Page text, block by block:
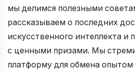
мы делимся полезными
рассказываем о последних
искусственного интеллекта
с ценными призами. Мы
платформу для обмена опытом